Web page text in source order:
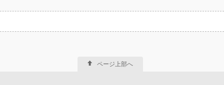
ページ上部へ